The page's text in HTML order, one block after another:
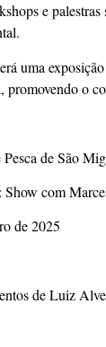
e palestras
uma
promovendo o
Pesca de São
: Show com
de 2025
de Luiz